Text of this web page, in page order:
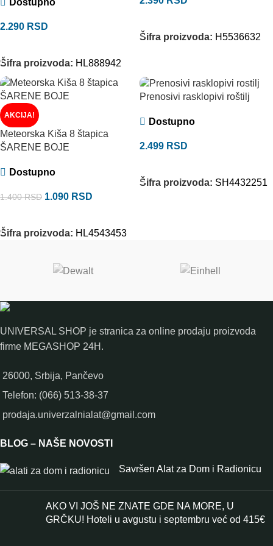
Dostupno
2.290 RSD
Šifra proizvoda: HL888942
Šifra proizvoda: H5536632
AKCIJA!
Meteorska Kiša 8 štapica
ŠARENE BOJE
Dostupno
1.400RSD 1.090 RSD
Šifra proizvoda: HL4543453
Prenosivi rasklopivi roštilj
Dostupno
2.499 RSD
Šifra proizvoda: SH4432251
UNIVERSAL SHOP je stranica za online prodaju proizvoda
firme MEGASHOP 24H.
26000, Srbija, Pančevo
Telefon: (066) 513-38-37
prodaja.univerzalnialat@gmail.com
BLOG – NAŠE NOVOSTI
Savršen Alat za Dom i Radionicu
AKO VI JOŠ NE ZNATE GDE NA MORE, U
GRČKU! Hoteli u avgustu i septembru već od 415€